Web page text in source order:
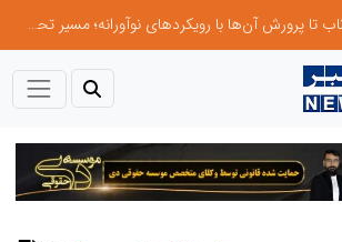
از کشف استعدادهای ناب تا پرورش آن‌ها با رویکردهای نوآورانه؛ مسیر تحول‌آفرین شنای ایران در سطح جهانی